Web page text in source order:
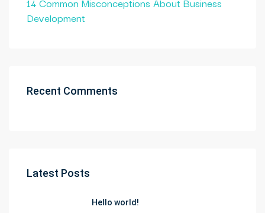
Development
Recent Comments
Latest Posts
Hello world!